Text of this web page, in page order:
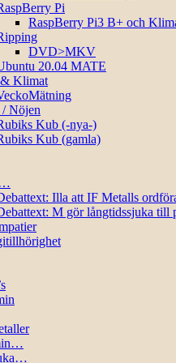
Pi
RaspBerry Pi3 B+ och
DVD>MKV
20.04 MATE
Klimat
Nöjen
Kub (-nya-)
Kub (gamla)
Illa att IF Metalls
M gör långtidssjuka till